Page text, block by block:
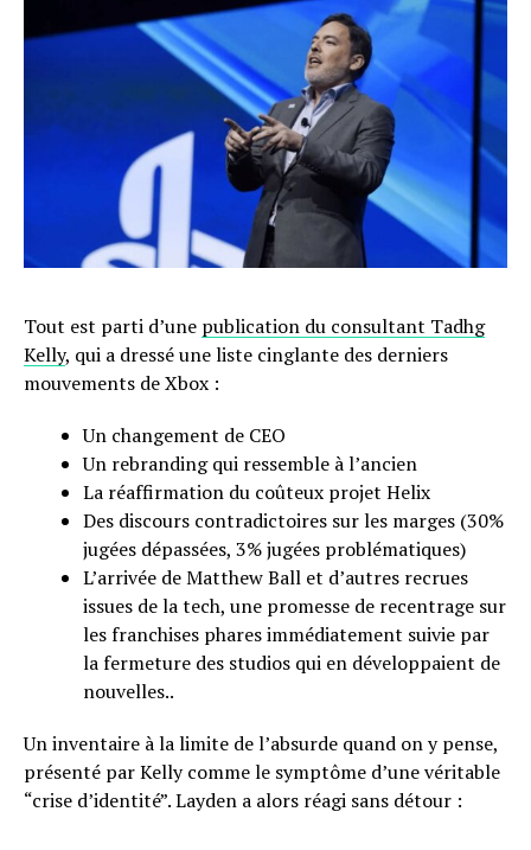
Tout est parti d’une publication du consultant Tadhg
Kelly, qui a dressé une liste cinglante des derniers
mouvements de Xbox :
Un changement de CEO
Un rebranding qui ressemble à l’ancien
La réaffirmation du coûteux projet Helix
Des discours contradictoires sur les marges (30%
jugées dépassées, 3% jugées problématiques)
L’arrivée de Matthew Ball et d’autres recrues
issues de la tech, une promesse de recentrage sur
les franchises phares immédiatement suivie par
la fermeture des studios qui en développaient de
nouvelles..
Un inventaire à la limite de l’absurde quand on y pense,
présenté par Kelly comme le symptôme d’une véritable
“crise d’identité”. Layden a alors réagi sans détour :